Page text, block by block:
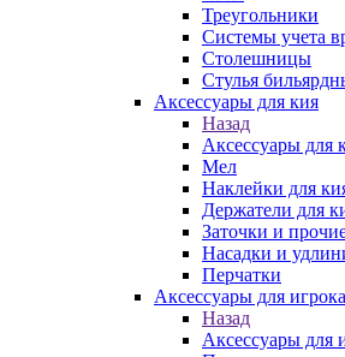
Треугольники
Системы учета
Столешницы
Стулья
Аксессуары для кия
Назад
Аксессуары для
Мел
Наклейки для
Держатели для
Заточки и
Насадки и
Перчатки
Аксессуары для игрока
Назад
Аксессуары для